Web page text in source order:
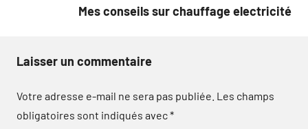
Mes conseils sur chauffage electricité
Laisser un commentaire
Votre adresse e-mail ne sera pas publiée. Les champs
obligatoires sont indiqués avec*